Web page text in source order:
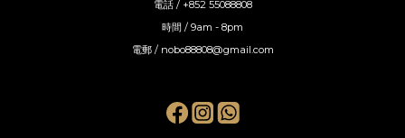
電話 / +852 55088808
時間 / 9am - 8pm
電郵 / nobo88808@gmail.com